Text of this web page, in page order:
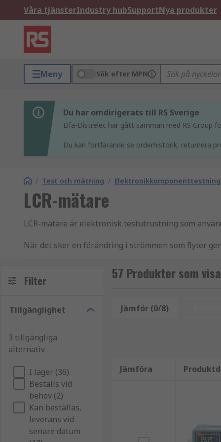
Våra tjänsterIndustry hubSupportNya produkter
Meny Sök efter MPN
Du har omdirigerats till RS Sverige
Elfa-Distrelec har gått samman med RS Group
Du kan fortfarande se orderhistorik, returnera
/ Test och mätning / Elektronikkomponenttestning
LCR-mätare
LCR-mätare är elektronisk testutrustning som
När det sker en förändring i strömmen som flyter
erbjuder mot elektrisk ström som passerar genom
rätt inställningar eftersom fel inställningar kan
mindre kostsam, och den digitala varianten anses
Vad används en LCR-mätare till?
En digital LCR-mätare används för att mäta
som flyter genom den, och fasvinkeln mellan
Således mäter en LCR-mätare följande parametrar
Induktans
Kapacitans
Filter
Tillgänglighet
3 tillgängliga
alternativ
I lager (36)
Beställs vid
behov (2)
Kan beställas,
leverans vid
senare datum
57 Produkter som
Jämför (0/8)
Jämföra